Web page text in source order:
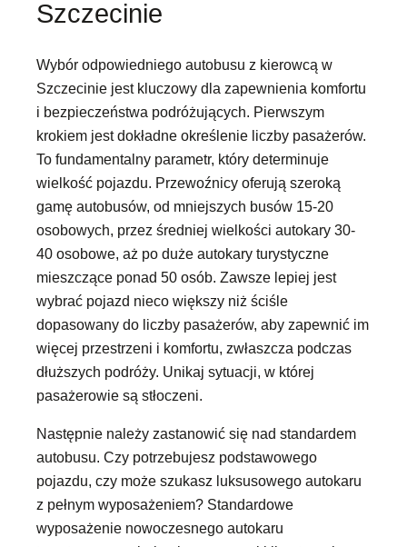
Szczecinie
Wybór odpowiedniego autobusu z kierowcą w
Szczecinie jest kluczowy dla zapewnienia komfortu
i bezpieczeństwa podróżujących. Pierwszym
krokiem jest dokładne określenie liczby pasażerów.
To fundamentalny parametr, który determinuje
wielkość pojazdu. Przewoźnicy oferują szeroką
gamę autobusów, od mniejszych busów 15-20
osobowych, przez średniej wielkości autokary 30-
40 osobowe, aż po duże autokary turystyczne
mieszczące ponad 50 osób. Zawsze lepiej jest
wybrać pojazd nieco większy niż ściśle
dopasowany do liczby pasażerów, aby zapewnić im
więcej przestrzeni i komfortu, zwłaszcza podczas
dłuższych podróży. Unikaj sytuacji, w której
pasażerowie są stłoczeni.
Następnie należy zastanowić się nad standardem
autobusu. Czy potrzebujesz podstawowego
pojazdu, czy może szukasz luksusowego autokaru
z pełnym wyposażeniem? Standardowe
wyposażenie nowoczesnego autokaru